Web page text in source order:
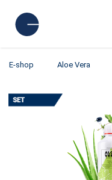
E-shop Aloe Vera